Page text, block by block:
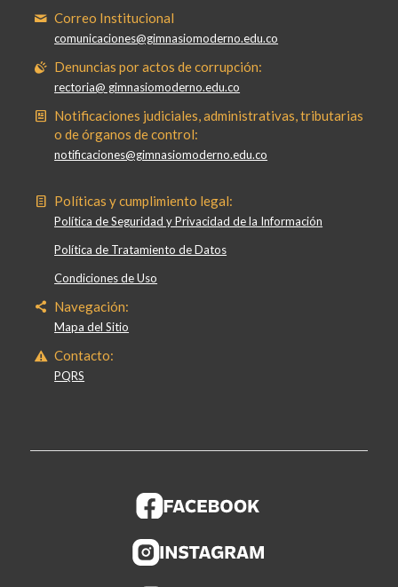
Correo Institucional
comunicaciones@gimnasiomoderno.edu.co
Denuncias por actos de corrupción:
rectoria@ gimnasiomoderno.edu.co
Notificaciones judiciales, administrativas, tributarias
o de órganos de control:
notificaciones@gimnasiomoderno.edu.co
Políticas y cumplimiento legal:
Política de Seguridad y Privacidad de la Información
Política de Tratamiento de Datos
Condiciones de Uso
Navegación:
Mapa del Sitio
Contacto:
PQRS